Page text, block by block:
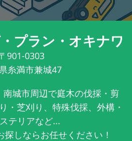
プラン・オキナワ
901-0303
糸満市兼城47
南城市周辺で庭木の伐採・剪
・芝刈り、特殊伐採、外構・
テリアなど...
しならお任せください！